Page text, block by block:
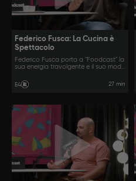
Federico Fusca: La Cucina è
Spettacolo
Federico Fusca porta a "Foodcast" la
sua energia travolgente e il suo modo
E4 27 min